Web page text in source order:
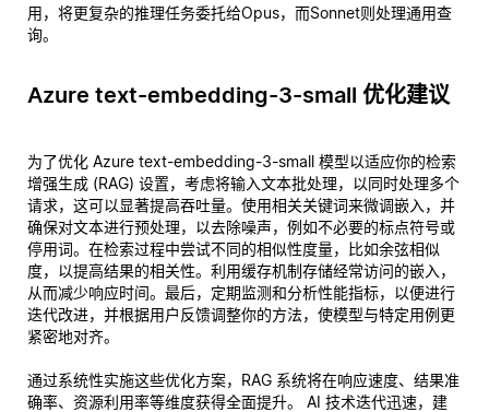
用，将更复杂的推理任务委托给Opus，而Sonnet则处理通用查
询。
Azure text-embedding-3-small 优化建议
为了优化 Azure text-embedding-3-small 模型以适应你的检索
增强生成 (RAG) 设置，考虑将输入文本批处理，以同时处理多个
请求，这可以显著提高吞吐量。使用相关关键词来微调嵌入，并
确保对文本进行预处理，以去除噪声，例如不必要的标点符号或
停用词。在检索过程中尝试不同的相似性度量，比如余弦相似
度，以提高结果的相关性。利用缓存机制存储经常访问的嵌入，
从而减少响应时间。最后，定期监测和分析性能指标，以便进行
迭代改进，并根据用户反馈调整你的方法，使模型与特定用例更
紧密地对齐。
通过系统性实施这些优化方案，RAG 系统将在响应速度、结果准
确率、资源利用率等维度获得全面提升。 AI 技术迭代迅速，建